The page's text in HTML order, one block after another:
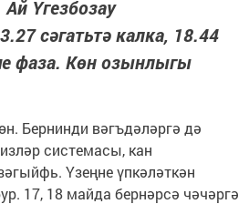
Үгезбозау
сәгатьтә калка, 18.44
фаза. Көн озынлыгы
Бернинди вәгъдәләргә дә
системасы, кан
Үзеңне үпкәләткән
17, 18 майда бернәрсә чәчәргә